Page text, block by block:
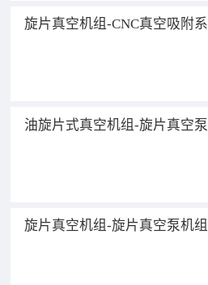
旋片真空机组-CNC真空吸附系
油旋片式真空机组-旋片真空泵
旋片真空机组-旋片真空泵机组